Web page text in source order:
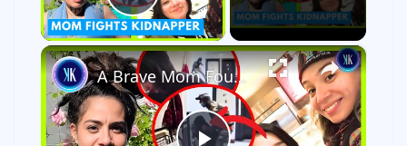
Play Video
×
A Brave Mom Fought Off Her Teenage Daughter's Stalker